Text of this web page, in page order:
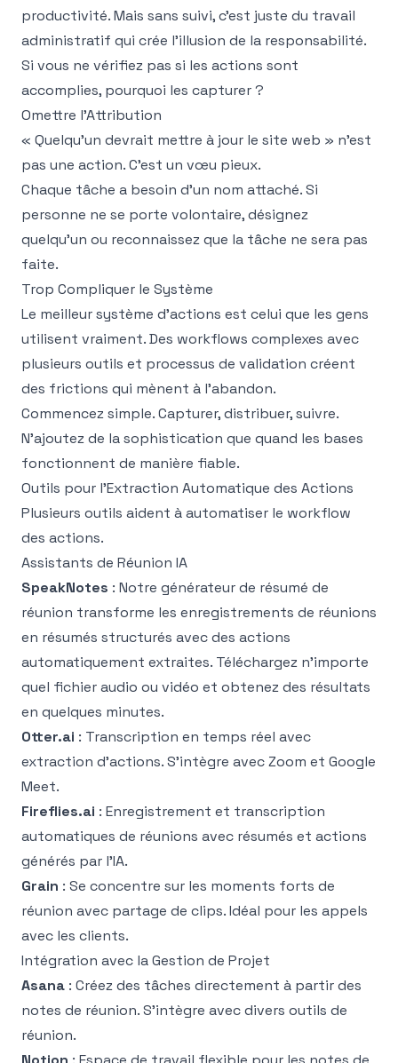
productivité. Mais sans suivi, c'est juste du travail
administratif qui crée l'illusion de la responsabilité.
Si vous ne vérifiez pas si les actions sont
accomplies, pourquoi les capturer ?
Omettre l'Attribution
« Quelqu'un devrait mettre à jour le site web » n'est
pas une action. C'est un vœu pieux.
Chaque tâche a besoin d'un nom attaché. Si
personne ne se porte volontaire, désignez
quelqu'un ou reconnaissez que la tâche ne sera pas
faite.
Trop Compliquer le Système
Le meilleur système d'actions est celui que les gens
utilisent vraiment. Des workflows complexes avec
plusieurs outils et processus de validation créent
des frictions qui mènent à l'abandon.
Commencez simple. Capturer, distribuer, suivre.
N'ajoutez de la sophistication que quand les bases
fonctionnent de manière fiable.
Outils pour l'Extraction Automatique des Actions
Plusieurs outils aident à automatiser le workflow
des actions.
Assistants de Réunion IA
SpeakNotes : Notre générateur de résumé de
réunion transforme les enregistrements de réunions
en résumés structurés avec des actions
automatiquement extraites. Téléchargez n'importe
quel fichier audio ou vidéo et obtenez des résultats
en quelques minutes.
Otter.ai : Transcription en temps réel avec
extraction d'actions. S'intègre avec Zoom et Google
Meet.
Fireflies.ai : Enregistrement et transcription
automatiques de réunions avec résumés et actions
générés par l'IA.
Grain : Se concentre sur les moments forts de
réunion avec partage de clips. Idéal pour les appels
avec les clients.
Intégration avec la Gestion de Projet
Asana : Créez des tâches directement à partir des
notes de réunion. S'intègre avec divers outils de
réunion.